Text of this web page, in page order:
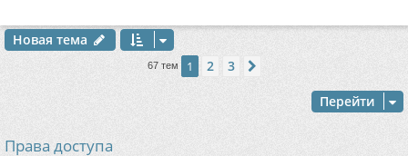
Новая тема
67 тем 1 2 3
Перейти
Права доступа